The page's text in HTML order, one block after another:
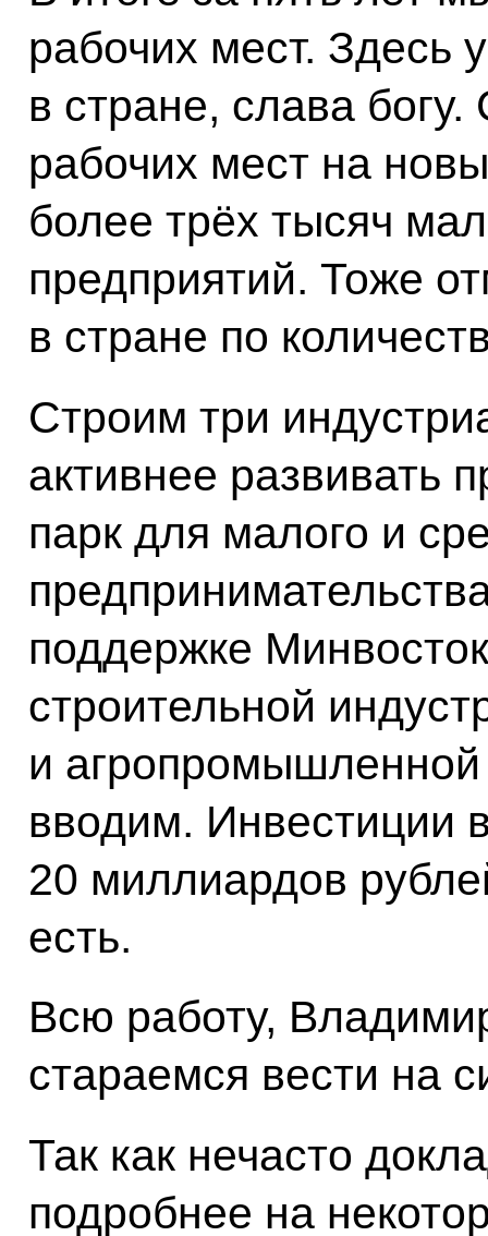
рабочих мест. Здесь
в стране, слава
рабочих мест на
более трёх тысяч
предприятий. Тоже
в стране по
Строим три
активнее развивать
парк для малого и
поддержке
строительной
и агропромышленной
вводим. Инвестиции
20 миллиардов
есть.
Всю работу,
стараемся вести на
Так как нечасто
подробнее на